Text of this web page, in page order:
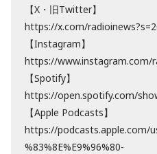
【X・旧Twitter】
https://x.com/
【Instagram】
https://www.instagram.com/
【Spotify】
https://open.spotify.com/
【Apple Podcasts】
https://podcasts.apple.com/
%83%8E%E9%96%80-